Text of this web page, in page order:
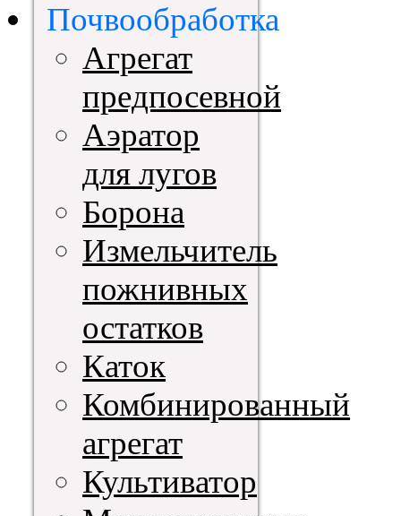
Почвообработка
Агрегат
предпосевной
Аэратор
для лугов
Борона
Измельчитель
пожнивных
остатков
Каток
Комбинированный
агрегат
Культиватор